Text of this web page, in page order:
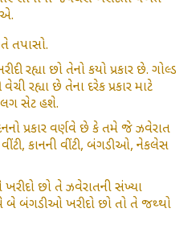
તપાસો.
રહ્યા છો તેનો કયો પ્રકાર છે. ગોલ્ડ
રહ્યા છે તેના દરેક પ્રકાર માટે
સેટ હશે.
પ્રકાર વર્ણવે છે કે તમે જે ઝવેરાત
કાનની વીંટી, બંગડીઓ, નેકલેસ
છો તે ઝવેરાતની સંખ્યા
બંગડીઓ ખરીદો છો તો તે જથ્થો